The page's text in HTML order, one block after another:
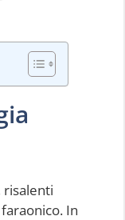
risalenti
In